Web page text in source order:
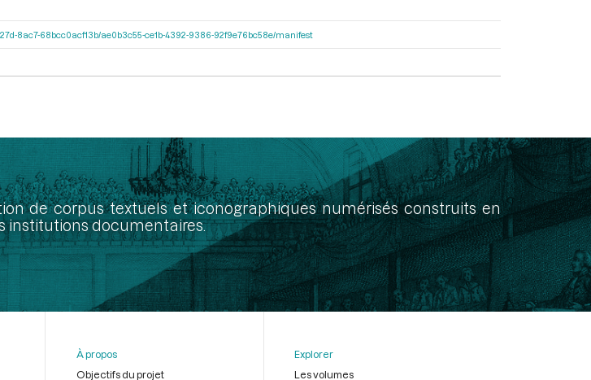
8ac7-68bcc0acf13b/ae0b3c55-ce1b-4392-9386-92f9e76bc58e/manifest
de corpus textuels et iconographiques numérisés construits en
institutions documentaires.
À propos
Objectifs du projet
Explorer
Les volumes